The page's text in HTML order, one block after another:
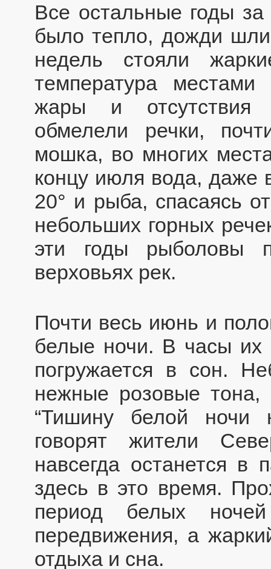
Все остальные годы
было тепло, дожди
недель стояли
температура
жары и отсутствия
обмелели речки,
мошка, во многих
концу июля вода, даже
20° и рыба, спасаясь
небольших горных
эти годы рыболовы
верховьях рек.
Почти весь июнь и
белые ночи. В часы их
погружается в сон.
нежные розовые тона,
“Тишину белой ночи
говорят жители
навсегда останется в
здесь в это время.
период белых
передвижения, а
отдыха и сна.